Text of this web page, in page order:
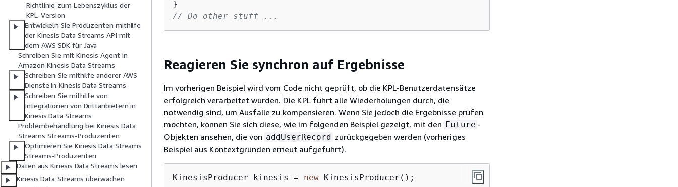
Richtlinie zum Lebenszyklus der
KPL-Version
Entwickeln Sie Produzenten mithilfe
der Kinesis Data Streams API mit
dem AWS SDK für Java
Schreiben Sie mit Kinesis Agent in
Amazon Kinesis Data Streams
Schreiben Sie mithilfe anderer AWS
Dienste in Kinesis Data Streams
Schreiben Sie mithilfe von
Integrationen von Drittanbietern in
Kinesis Data Streams
Problembehandlung bei Kinesis Data
Streams Streams-Produzenten
Optimieren Sie Kinesis Data Streams
Streams-Produzenten
Daten aus Kinesis Data Streams lesen
Kinesis Data Streams überwachen
// Do other stuff ...
Reagieren Sie synchron auf Ergebnisse
Im vorherigen Beispiel wird vom Code nicht geprüft, ob die KPL-Benutzerdatensätze
erfolgreich verarbeitet wurden. Die KPL führt alle Wiederholungen durch, die
notwendig sind, um Ausfälle zu kompensieren. Wenn Sie jedoch die Ergebnisse prüfen
möchten, können Sie sich diese, wie im folgenden Beispiel gezeigt, mit den Future -
Objekten ansehen, die von addUserRecord zurückgegeben werden (vorheriges
Beispiel aus Kontextgründen erneut aufgeführt).
KinesisProducer kinesis = new KinesisProducer();